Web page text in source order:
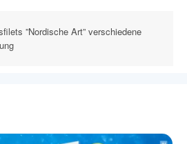
”Nordische Art” verschiedene